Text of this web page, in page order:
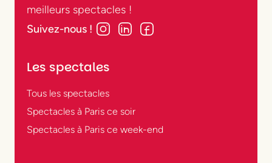
meilleurs spectacles !
Suivez-nous !
Les spectales
Tous les spectacles
Spectacles à Paris ce soir
Spectacles à Paris ce week-end